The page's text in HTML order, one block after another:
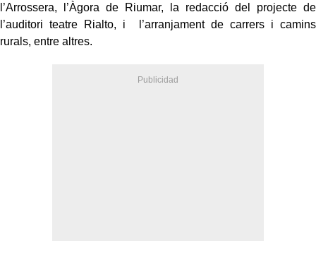
l’Arrossera, l’Àgora de Riumar, la redacció del projecte de
l’auditori teatre Rialto, i l’arranjament de carrers i camins
rurals, entre altres.